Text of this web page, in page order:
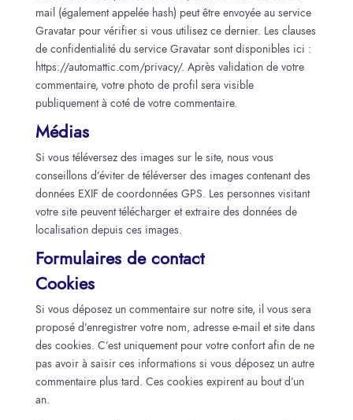
mail (également appelée hash) peut être envoyée au service
Gravatar pour vérifier si vous utilisez ce dernier. Les clauses
de confidentialité du service Gravatar sont disponibles ici :
https://automattic.com/privacy/. Après validation de votre
commentaire, votre photo de profil sera visible
publiquement à coté de votre commentaire.
Médias
Si vous téléversez des images sur le site, nous vous
conseillons d’éviter de téléverser des images contenant des
données EXIF de coordonnées GPS. Les personnes visitant
votre site peuvent télécharger et extraire des données de
localisation depuis ces images.
Formulaires de contact
Cookies
Si vous déposez un commentaire sur notre site, il vous sera
proposé d’enregistrer votre nom, adresse e-mail et site dans
des cookies. C’est uniquement pour votre confort afin de ne
pas avoir à saisir ces informations si vous déposez un autre
commentaire plus tard. Ces cookies expirent au bout d’un
an.